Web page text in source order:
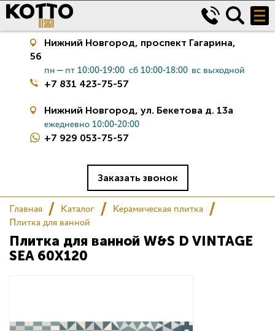
Керамическая плитка
Салон
Сертификаты
Нижний Новгород, проспект Гагарина,
56
пн—пт 10:00-19:00 сб 10:00-18:00 вс выходной
+7 831 423-75-57
Нижний Новгород, ул. Бекетова д. 13а
ежедневно 10:00-20:00
+7 929 053-75-57
Заказать звонок
Главная Каталог
Керамическая плитка
Плитка для ванной
Плитка для ванной W&S D VINTAGE
SEA 60X120